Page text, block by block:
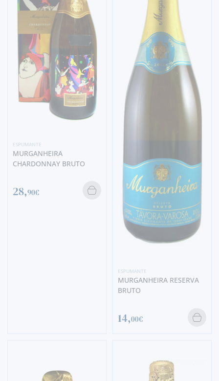
ESPUMANTE
MURGANHEIRA
CHARDONNAY BRUTO
28,90€
ESPUMANTE
MURGANHEIRA RESERVA
BRUTO
14,00€